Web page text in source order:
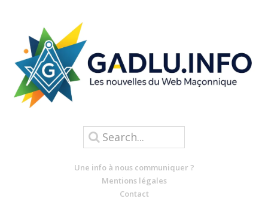
Une info à nous communiquer ?
Mentions légales
Contact